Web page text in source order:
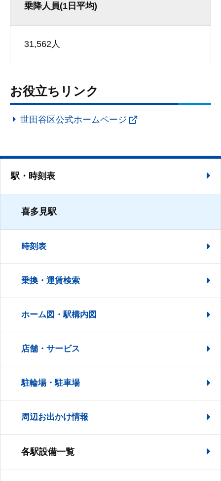
乗降人員(1日平均)
31,562人
お役立ちリンク
世田谷区公式ホームページ
駅・時刻表
喜多見駅
時刻表
乗換・運賃検索
ホーム図・駅構内図
店舗・サービス
駐輪場・駐車場
周辺お出かけ情報
各駅設備一覧